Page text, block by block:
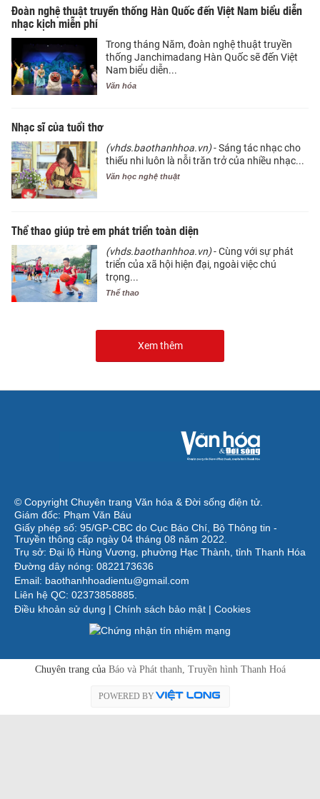
Đoàn nghệ thuật truyền thống Hàn Quốc đến Việt Nam biểu diễn
nhạc kịch miễn phí
Trong tháng Năm, đoàn nghệ thuật truyền
thống Janchimadang Hàn Quốc sẽ đến Việt
Nam biểu diễn...
Văn hóa
Nhạc sĩ của tuổi thơ
(vhds.baothanhhoa.vn)- Sáng tác nhạc cho
thiếu nhi luôn là nỗi trăn trở của nhiều nhạc...
Văn học nghệ thuật
Thể thao giúp trẻ em phát triển toàn diện
(vhds.baothanhhoa.vn)- Cùng với sự phát
triển của xã hội hiện đại, ngoài việc chú
trọng...
Thể thao
Xem thêm
© Copyright Chuyên trang Văn hóa & Đời sống điện tử.
Giám đốc: Phạm Văn Báu
Giấy phép số: 95/GP-CBC do Cục Báo Chí, Bộ Thông tin -
Truyền thông cấp ngày 04 tháng 08 năm 2022.
Trụ sở: Đại lộ Hùng Vương, phường Hạc Thành, tỉnh Thanh Hóa
Đường dây nóng: 0822173636
Email: baothanhhoadientu@gmail.com
Liên hệ QC: 02373858885.
Điều khoản sử dụng | Chính sách bảo mật | Cookies
Chuyên trang của Báo và Phát thanh, Truyền hình Thanh Hoá
POWERED BY